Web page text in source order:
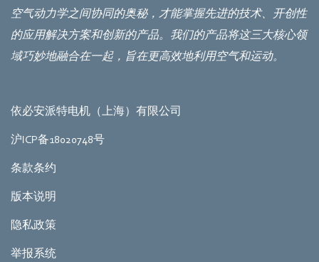
空气动力学之间协同的奥秘，才能掌握先进的技术、开创性
的应用解决方案和创新的产品。我们的产品将这三大核心领
域巧妙地融合在一起，旨在更高效地利用空气和运动。
依必安派特电机（上海）有限公司
沪ICP备18020748号
条款条约
版本说明
隐私政策
举报系统